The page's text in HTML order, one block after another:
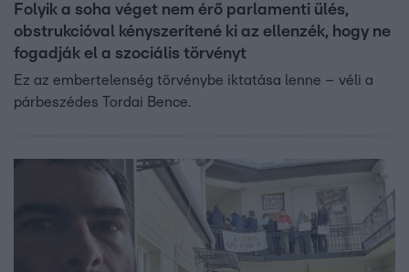
Folyik a soha véget nem érő parlamenti ülés,
obstrukcióval kényszerítené ki az ellenzék, hogy ne
fogadják el a szociális törvényt
Ez az embertelenség törvénybe iktatása lenne – véli a
párbeszédes Tordai Bence.